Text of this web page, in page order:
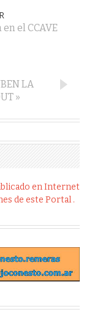
el CCAVE
LA
»
en Internet
de este Portal .